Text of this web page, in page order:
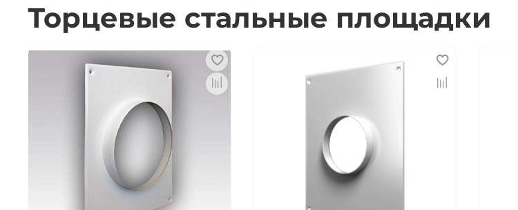
Торцевые стальные площадки